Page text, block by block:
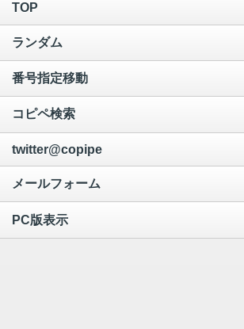
TOP
ランダム
番号指定移動
コピペ検索
twitter@copipe
メールフォーム
PC版表示